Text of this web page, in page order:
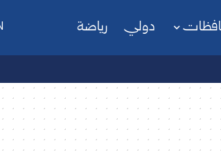
دولي رياضة